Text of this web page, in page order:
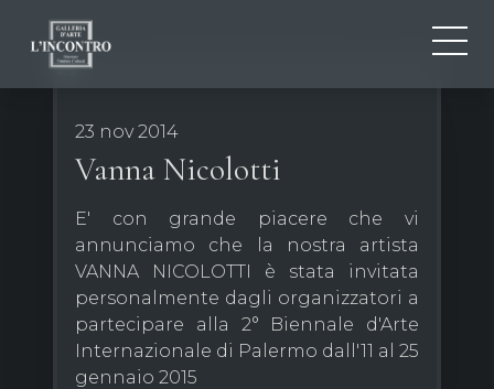
CHI SIAMO
NEWS ED EVENTI
MOSTRE
CONTATTI
23 nov 2014
Vanna Nicolotti
E' con grande piacere che vi
annunciamo che la nostra artista
VANNA NICOLOTTI è stata invitata
personalmente dagli organizzatori a
partecipare alla 2° Biennale d'Arte
Internazionale di Palermo dall'11 al 25
gennaio 2015